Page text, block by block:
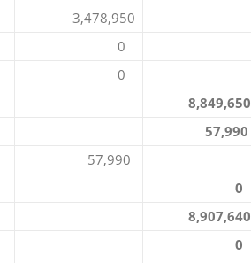
3,478,950
0
0
8,849,650
57,990
57,990
0
8,907,640
0